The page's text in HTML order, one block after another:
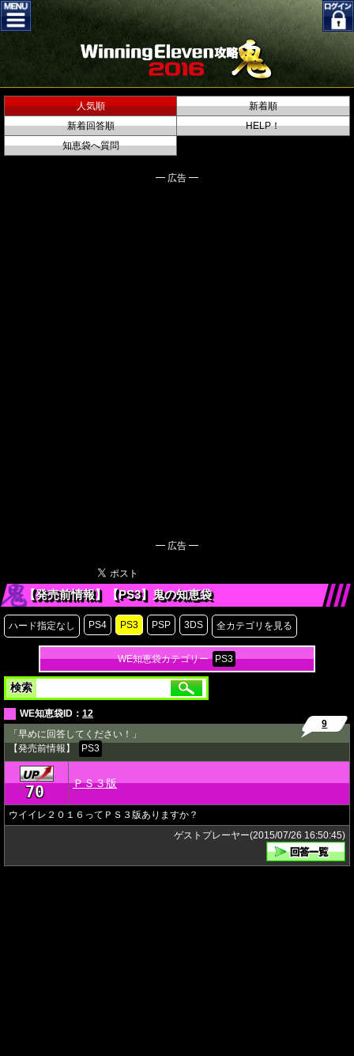
人気順
新着順
新着回答順
HELP！
知恵袋へ質問
━ 広告 ━
━ 広告 ━
【発売前情報】【PS3】鬼の知恵袋
ハード指定なし PS4 PS3 PSP 3DS 全カテゴリを見る
WE知恵袋カテゴリー PS3
検索
WE知恵袋ID： 12
「早めに回答してください！」
【発売前情報】
PS3
9
★70 ＰＳ３版
ウイイレ２０１６ってＰＳ３版ありますか？
ゲストプレーヤー(2015/07/26 16:50:45)